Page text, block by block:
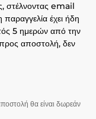
στέλνοντας email
παραγγελία έχει ήδη
5 ημερών από την
αποστολή, δεν
θα είναι δωρεάν